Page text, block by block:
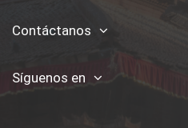
Contáctanos
Síguenos en